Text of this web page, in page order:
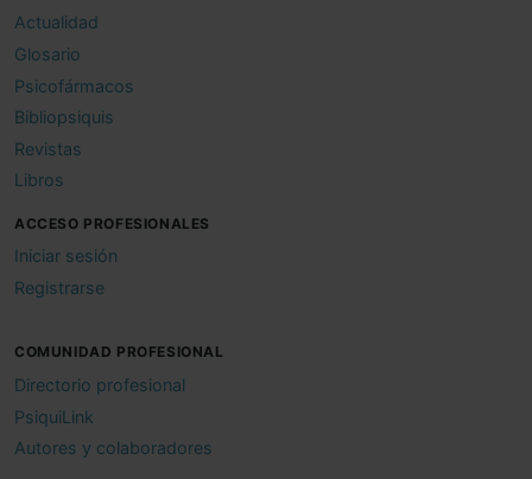
Actualidad
Glosario
Psicofármacos
Bibliopsiquis
Revistas
Libros
ACCESO PROFESIONALES
Iniciar sesión
Registrarse
COMUNIDAD PROFESIONAL
Directorio profesional
PsiquiLink
Autores y colaboradores